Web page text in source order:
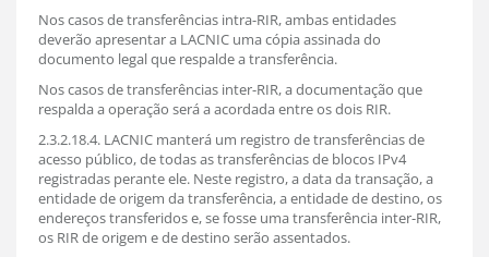
Nos casos de transferências intra-RIR, ambas entidades
deverão apresentar a LACNIC uma cópia assinada do
documento legal que respalde a transferência.
Nos casos de transferências inter-RIR, a documentação que
respalda a operação será a acordada entre os dois RIR.
2.3.2.18.4. LACNIC manterá um registro de transferências de
acesso público, de todas as transferências de blocos IPv4
registradas perante ele. Neste registro, a data da transação, a
entidade de origem da transferência, a entidade de destino, os
endereços transferidos e, se fosse uma transferência inter-RIR,
os RIR de origem e de destino serão assentados.